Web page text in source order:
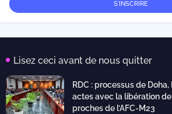
Lisez ceci avant de nous quitter
RDC : processus de
actes avec la libération
proches de l’AFC-M23